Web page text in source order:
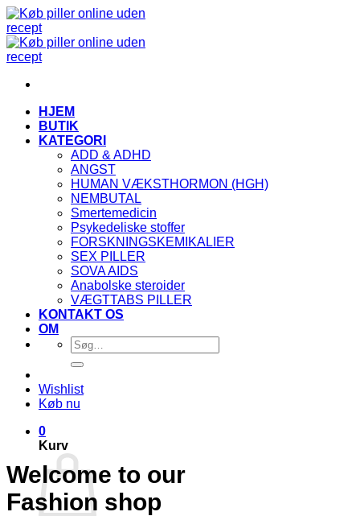
Fortsæt
til
indhold
HJEM
BUTIK
KATEGORI
ADD & ADHD
ANGST
HUMAN VÆKSTHORMON (HGH)
NEMBUTAL
Smertemedicin
Psykedeliske stoffer
FORSKNINGSKEMIKALIER
SEX PILLER
SOVA AIDS
Anabolske steroider
VÆGTTABS PILLER
KONTAKT OS
OM
Søg
efter:
Wishlist
Køb nu
0
Kurv
Welcome to our
Fashion shop